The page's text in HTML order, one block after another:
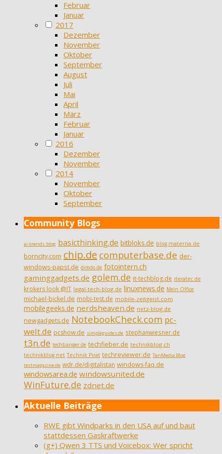
Februar
Januar
2017
Dezember
November
Oktober
September
August
Juli
Mai
April
März
Februar
Januar
2016
Dezember
November
2014
November
Oktober
September
Community Blogs
ai-trends.blog basicthinking.de bitbloks.de blog.materna.de
borncity.com chip.de computerbase.de der-
windows-papst.de dimdo.de fotointern.ch
gaminggadgets.de golem.de it-techblog.de iteratec.de
krokers look @IT legal-tech-blog.de linuxnews.de Mein Office
michael-bickel.de mobi-test.de mobile-zeitgeist.com
mobilegeeks.de nerdsheaven.de netz-blog.de
newgadgets.de NotebookCheck.com pc-
welt.de pcshow.de simpleguides.de stephanwiesner.de
t3n.de techbanger.de techfieber.de technikblog.ch
technikblog.net Technik Pirat techreviewer.de TenMedia Blog
testmagazine.de wdr.de/digitalistan windows-faq.de
windowsarea.de windowsunited.de
WinFuture.de zdnet.de
Aktuelle Beiträge
RWE gibt Windparks in den USA auf und baut
stattdessen Gaskraftwerke
(g+) Qwen 3 TTS und Voicebox: Wer spricht